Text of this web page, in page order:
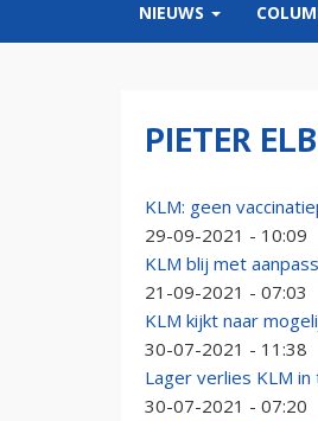
NIEUWS
PIETER
KLM: geen
29-09-2021 - 10:09
KLM blij met
21-09-2021 - 07:03
KLM kijkt naar
30-07-2021 - 11:38
Lager verlies KLM
30-07-2021 - 07:20